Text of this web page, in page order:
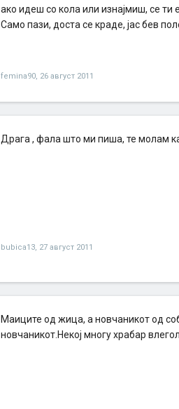
ако идеш со кола или изнајмиш, се ти
Само пази, доста се краде, јас бев
femina90, 26 август 2011
Драга , фала што ми пиша, те молам
bubica13, 27 август 2011
Маиците од жица, а новчаникот од
новчаникот.Некој многу храбар